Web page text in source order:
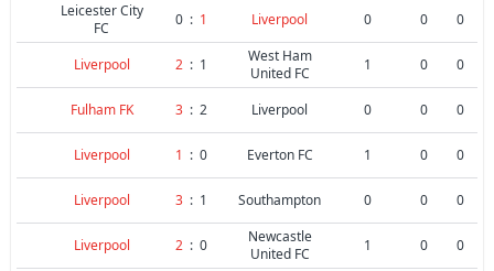
Leicester City
FC
0 : 1 Liverpool 0 0 0
Liverpool 2 : 1
West Ham
United FC
1 0 0
Fulham FK 3 : 2 Liverpool 0 0 0
Liverpool 1 : 0 Everton FC 1 0 0
Liverpool 3 : 1 Southampton 0 0 0
Liverpool 2 : 0
Newcastle
United FC
1 0
0